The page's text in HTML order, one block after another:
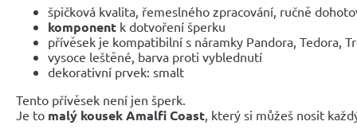
špičková kvalita, řemeslného zpracování, ručně
komponent k dotvoření šperku
přívěsek je kompatibilní s náramky Pandora, Tedora,
vysoce leštěné, barva proti vyblednutí
dekorativní prvek: smalt
Tento přívěsek není jen šperk.
Je to malý kousek Amalfi Coast , který si můžeš nosit